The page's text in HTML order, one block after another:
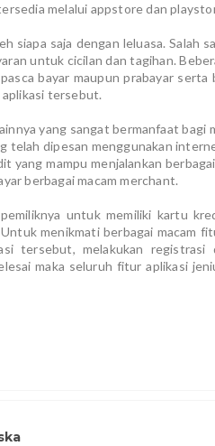
melalui appstore dan
siapa saja dengan leluasa. Salah
untuk cicilan dan tagihan.
bayar maupun prabayar serta
aplikasi tersebut.
yang sangat bermanfaat bagi
telah dipesan menggunakan
yang mampu menjalankan
berbagai macam merchant.
untuk memiliki kartu
menikmati berbagai macam
tersebut, melakukan
maka seluruh fitur aplikasi